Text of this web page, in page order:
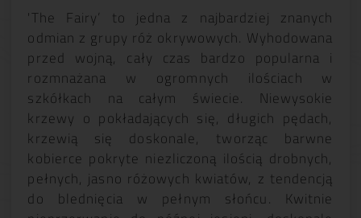
'The Fairy’ to jedna z najbardziej znanych
odmian z grupy róż okrywowych. Wyhodowana
przed wojną, cały czas bardzo popularna i
rozmnażana w ogromnych ilościach w
szkółkach na całym świecie. Niewysokie
krzewy o pokładających się, długich pędach,
krzewią się doskonale, tworząc barwne
kobierce pokryte niezliczoną ilością drobnych,
pełnych, jasno różowych kwiatów, z tendencją
do blednięcia w pełnym słońcu. Kwitnie